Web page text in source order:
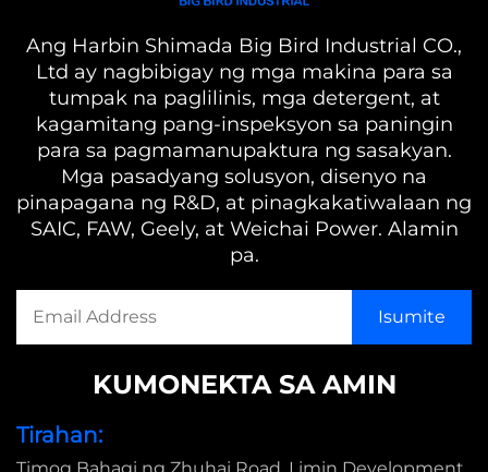
Ang Harbin Shimada Big Bird Industrial CO.,
Ltd ay nagbibigay ng mga makina para sa
tumpak na paglilinis, mga detergent, at
kagamitang pang-inspeksyon sa paningin
para sa pagmamanupaktura ng sasakyan.
Mga pasadyang solusyon, disenyo na
pinapagana ng R&D, at pinagkakatiwalaan ng
SAIC, FAW, Geely, at Weichai Power. Alamin
pa.
KUMONEKTA SA AMIN
Tirahan: